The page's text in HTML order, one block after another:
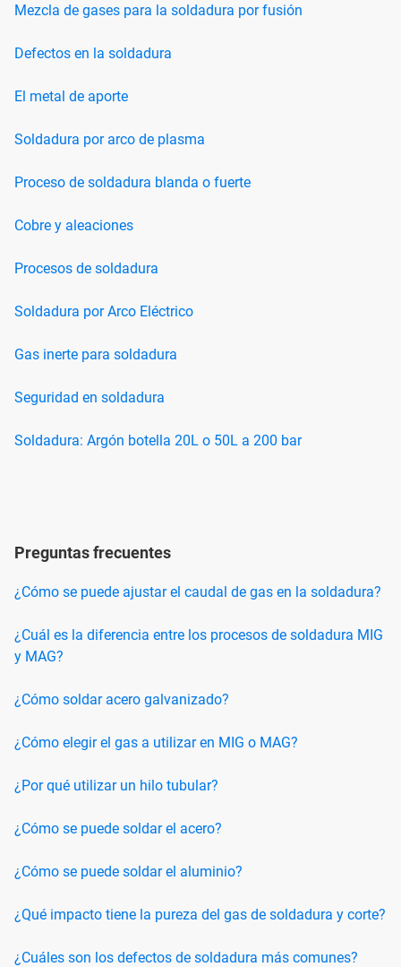
Mezcla de gases para la soldadura por fusión
Defectos en la soldadura
El metal de aporte
Soldadura por arco de plasma
Proceso de soldadura blanda o fuerte
Cobre y aleaciones
Procesos de soldadura
Soldadura por Arco Eléctrico
Gas inerte para soldadura
Seguridad en soldadura
Soldadura: Argón botella 20L o 50L a 200 bar
Preguntas frecuentes
¿Cómo se puede ajustar el caudal de gas en la soldadura?
¿Cuál es la diferencia entre los procesos de soldadura MIG
y MAG?
¿Cómo soldar acero galvanizado?
¿Cómo elegir el gas a utilizar en MIG o MAG?
¿Por qué utilizar un hilo tubular?
¿Cómo se puede soldar el acero?
¿Cómo se puede soldar el aluminio?
¿Qué impacto tiene la pureza del gas de soldadura y corte?
¿Cuáles son los defectos de soldadura más comunes?